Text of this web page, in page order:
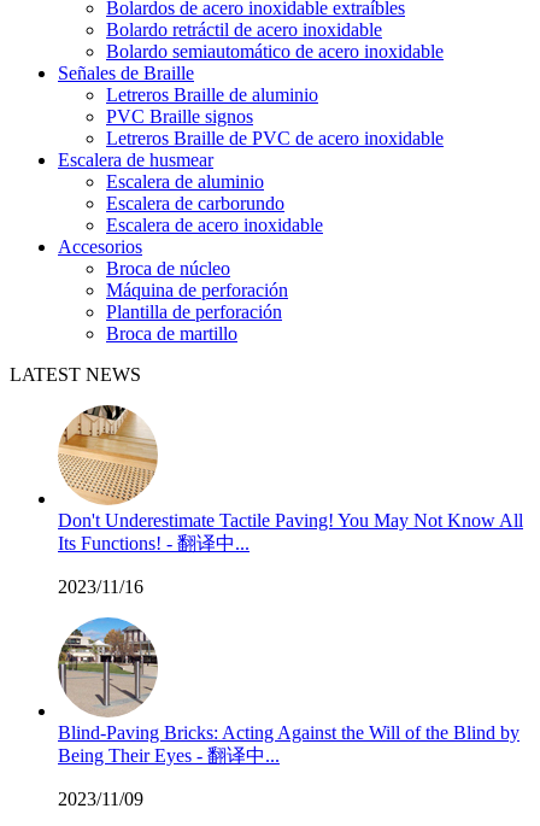
Bolardos de acero inoxidable extraíbles
Bolardo retráctil de acero inoxidable
Bolardo semiautomático de acero inoxidable
Señales de Braille
Letreros Braille de aluminio
PVC Braille signos
Letreros Braille de PVC de acero inoxidable
Escalera de husmear
Escalera de aluminio
Escalera de carborundo
Escalera de acero inoxidable
Accesorios
Broca de núcleo
Máquina de perforación
Plantilla de perforación
Broca de martillo
LATEST NEWS
Don't Underestimate Tactile Paving! You May Not Know All
Its Functions! - 翻译中...
2023/11/16
Blind-Paving Bricks: Acting Against the Will of the Blind by
Being Their Eyes - 翻译中...
2023/11/09